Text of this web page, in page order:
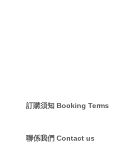
訂購須知 Booking Terms
聯係我們 Contact us